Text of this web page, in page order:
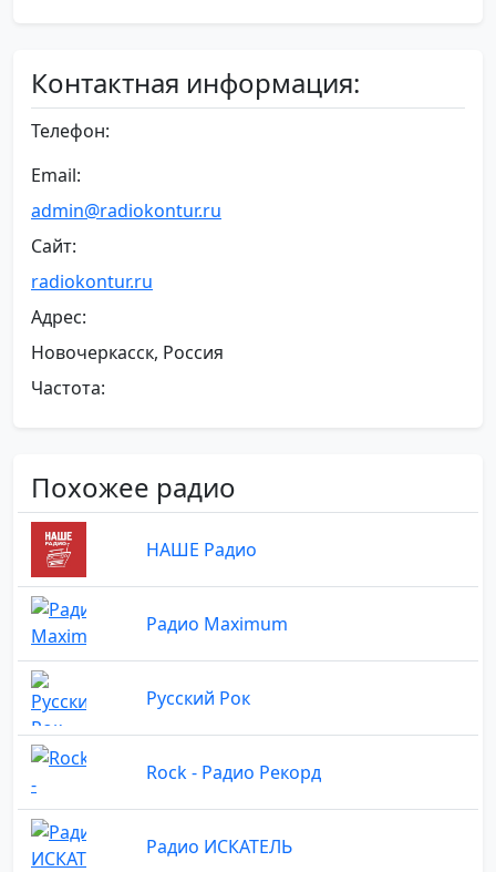
Контактная информация:
Телефон:
Email:
admin@radiokontur.ru
Сайт:
radiokontur.ru
Адрес:
Новочеркасск, Россия
Частота:
Похожее радио
НАШЕ Радио
Радио Maximum
Русский Рок
Rock - Радио Рекорд
Радио ИСКАТЕЛЬ